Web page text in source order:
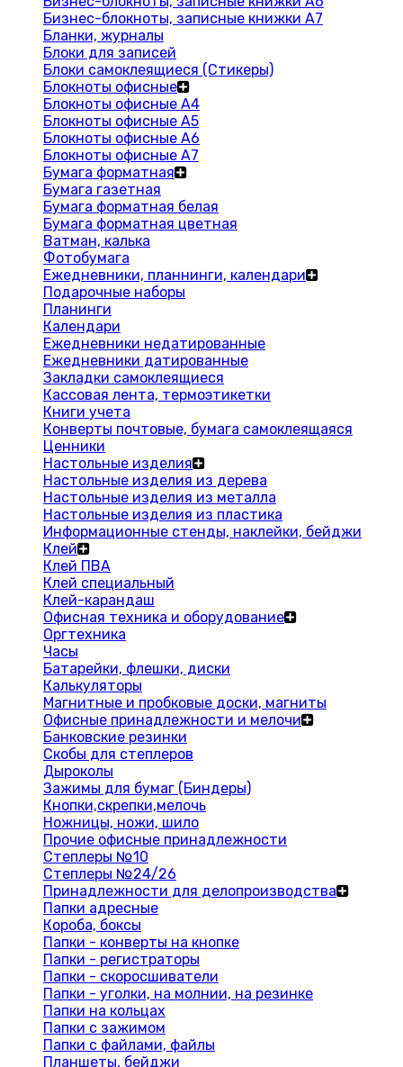
Бизнес-блокноты, записные книжки А7
Бланки, журналы
Блоки для записей
Блоки самоклеящиеся (Стикеры)
Блокноты офисные
Блокноты офисные A4
Блокноты офисные A5
Блокноты офисные A6
Блокноты офисные A7
Бумага форматная
Бумага газетная
Бумага форматная белая
Бумага форматная цветная
Ватман, калька
Фотобумага
Ежедневники, планнинги, календари
Подарочные наборы
Планинги
Календари
Ежедневники недатированные
Ежедневники датированные
Закладки самоклеящиеся
Кассовая лента, термоэтикетки
Книги учета
Конверты почтовые, бумага самоклеящаяся
Ценники
Настольные изделия
Настольные изделия из дерева
Настольные изделия из металла
Настольные изделия из пластика
Информационные стенды, наклейки, бейджи
Клей
Клей ПВА
Клей специальный
Клей-карандаш
Офисная техника и оборудование
Оргтехника
Часы
Батарейки, флешки, диски
Калькуляторы
Магнитные и пробковые доски, магниты
Офисные принадлежности и мелочи
Банковские резинки
Скобы для степлеров
Дыроколы
Зажимы для бумаг (Биндеры)
Кнопки,скрепки,мелочь
Ножницы, ножи, шило
Прочие офисные принадлежности
Степлеры №10
Степлеры №24/26
Принадлежности для делопроизводства
Папки адресные
Короба, боксы
Папки - конверты на кнопке
Папки - регистраторы
Папки - скоросшиватели
Папки - уголки, на молнии, на резинке
Папки на кольцах
Папки с зажимом
Папки с файлами, файлы
Планшеты, бейджи